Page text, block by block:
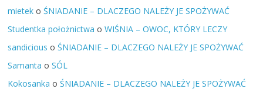
mietek oŚNIADANIE – DLACZEGO NALEŻY JE SPOŻYWAĆ
Studentka położnictwa oWIŚNIA – OWOC, KTÓRY LECZY
sandicious oŚNIADANIE – DLACZEGO NALEŻY JE SPOŻYWAĆ
Samanta oSÓL
Kokosanka oŚNIADANIE – DLACZEGO NALEŻY JE SPOŻYWAĆ